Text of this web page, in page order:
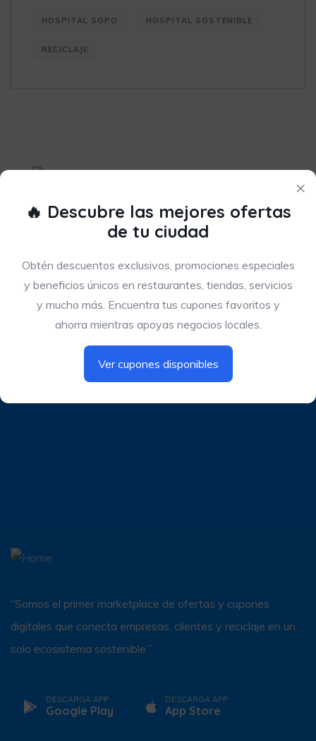
HOSPITAL SOPO HOSPITAL SOSTENIBLE
RECICLAJE
“Somos el primer marketplace de ofertas y cupones
digitales que conecta empresas, clientes y reciclaje en un
solo ecosistema sostenible.”
DESCARGA APP
Google Play
DESCARGA APP
App Store
×
🔥 Descubre las mejores ofertas
de tu ciudad
Obtén descuentos exclusivos, promociones especiales
y beneficios únicos en restaurantes, tiendas, servicios
y mucho más. Encuentra tus cupones favoritos y
ahorra mientras apoyas negocios locales.
Ver cupones disponibles